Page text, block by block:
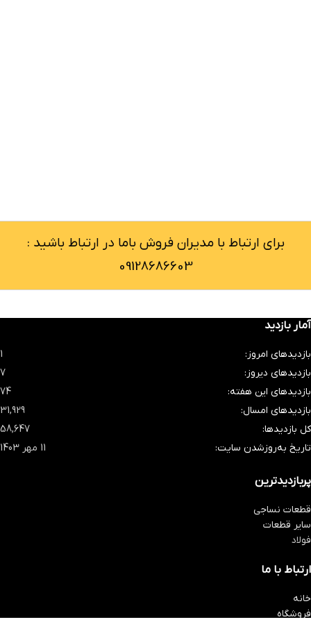
برای ارتباط با مدیران فروش باما در ارتباط باشید :
09128686603
آمار بازدید
بازدیدهای امروز:
1
بازدیدهای دیروز:
7
بازدیدهای این هفته:
74
بازدیدهای امسال:
31,929
کل بازدیدها:
58,647
تاریخ به‌روزشدن سایت:
11 مهر 1403
پربازدیدترین
قطعات نساجی
سایر قطعات
فولاد
ارتباط با ما
خانه
فروشگاه